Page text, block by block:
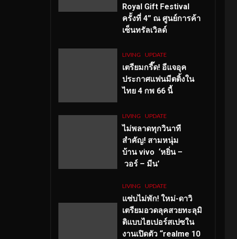
Royal Gift Festival
ครั้งที่ 4” ณ ศูนย์การค้า
เซ็นทรัลเวิลด์
LIVING UPDATE
เตรียมกรี๊ด! อีแจอุค
ประกาศแฟนมีตติ้งใน
ไทย 4 กพ 66 นี้
LIVING UPDATE
ไม่พลาดทุกวินาที
สำคัญ! สามหนุ่ม
บ้าน vivo ‘หยิ่น –
วอร์ – มีน’
LIVING UPDATE
แซ่บไม่พัก! ใหม่-ดาวิ
เตรียมอวดลุคสวยทะลุมิ
ติแบบไฮเปอร์สเปซใน
งานเปิดตัว “realme 10